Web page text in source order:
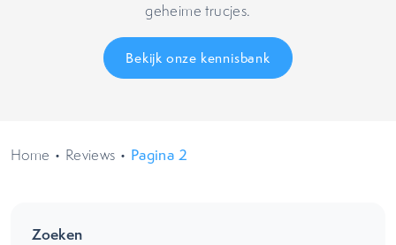
geheime trucjes.
Bekijk onze kennisbank
Home • Reviews • Pagina 2
Zoeken